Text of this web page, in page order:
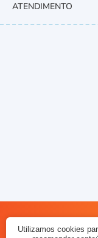
ATENDIMENTO
© 2023 - Planeta
Utilizamos cookies